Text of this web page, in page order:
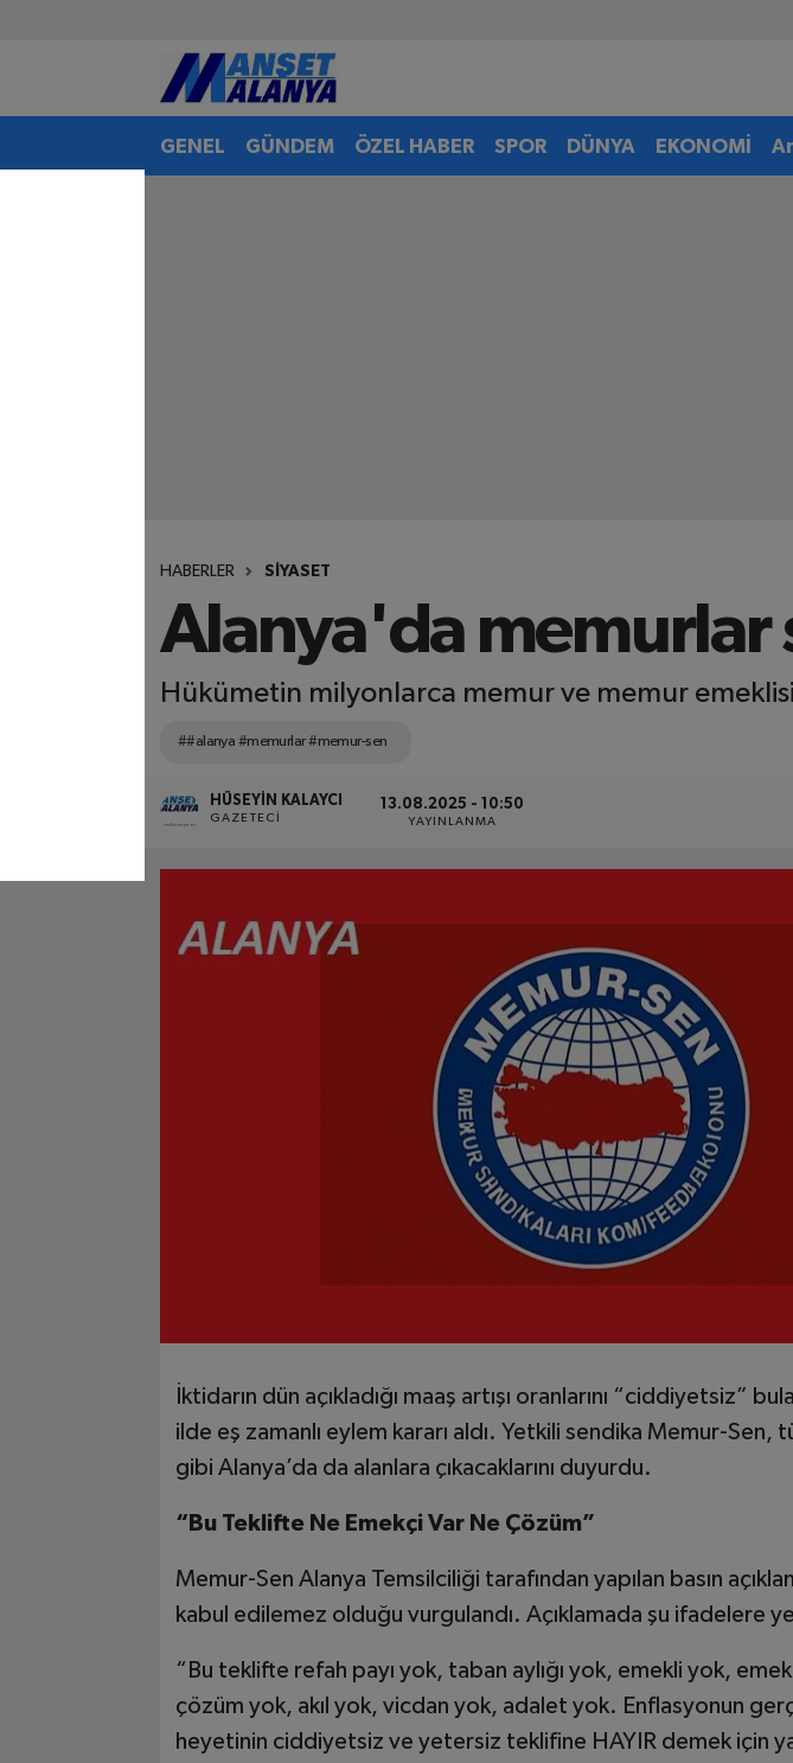
GENEL GÜNDEM ÖZEL HABER SPOR DÜNYA EKONOMİ
HABERLER SİYASET
Alanya'da memurlar
Hükümetin milyonlarca memur ve memur
##alanya #memurlar #memur-sen
HÜSEYIN KALAYCI
GAZETECI
13.08.2025 - 10:50
YAYINLANMA
İktidarın dün açıkladığı maaş artışı oranlarını “ciddiyetsiz”
ilde eş zamanlı eylem kararı aldı. Yetkili sendika Memur-Sen,
gibi Alanya’da da alanlara çıkacaklarını duyurdu.
“Bu Teklifte Ne Emekçi Var Ne Çözüm”
Memur-Sen Alanya Temsilciliği tarafından yapılan basın
kabul edilemez olduğu vurgulandı. Açıklamada şu ifadelere
“Bu teklifte refah payı yok, taban aylığı yok, emekli yok,
çözüm yok, akıl yok, vicdan yok, adalet yok. Enflasyonun
heyetinin ciddiyetsiz ve yetersiz teklifine HAYIR demek için
Antalya Nöbetçi Eczaneler
Antalya Hava Durumu